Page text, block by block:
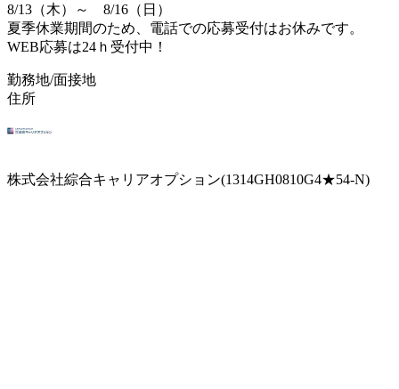
8/13（木）～ 8/16（日）
夏季休業期間のため、電話での応募受付はお休みです。
WEB応募は24ｈ受付中！
勤務地/面接地
住所
株式会社綜合キャリアオプション(1314GH0810G4★54-N)